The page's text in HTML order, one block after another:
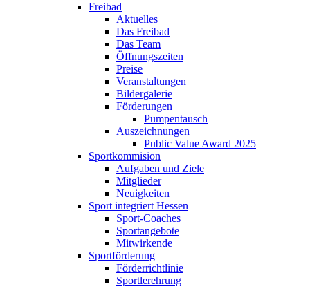
Freibad
Aktuelles
Das Freibad
Das Team
Öffnungszeiten
Preise
Veranstaltungen
Bildergalerie
Förderungen
Pumpentausch
Auszeichnungen
Public Value Award 2025
Sportkommision
Aufgaben und Ziele
Mitglieder
Neuigkeiten
Sport integriert Hessen
Sport-Coaches
Sportangebote
Mitwirkende
Sportförderung
Förderrichtlinie
Sportlerehrung